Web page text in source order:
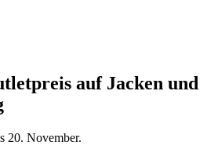
auf Jacken und
20. November.